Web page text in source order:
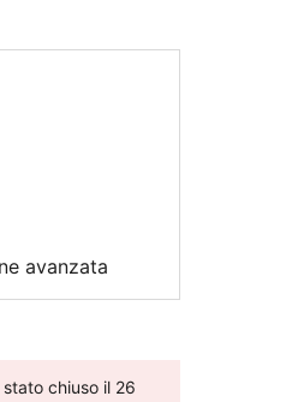
avanzata
chiuso il 26